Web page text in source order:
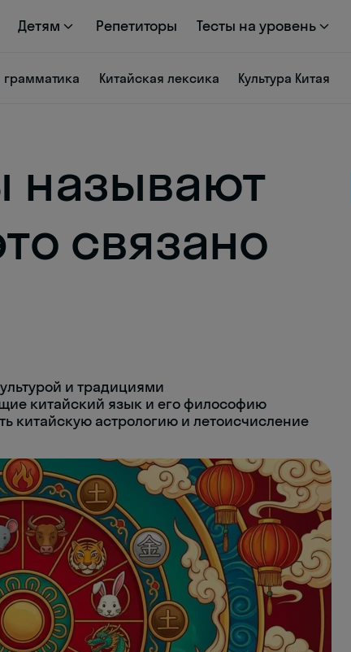
Детям Репетиторы Тесты на уровень
грамматика Китайская лексика Культура Китая
называют
связано
и традициями
китайский язык и его философию
китайскую астрологию и летоисчисление